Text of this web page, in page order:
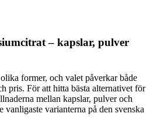
– kapslar, pulver
former, och valet påverkar både
pris. För att hitta bästa alternativet för
mellan kapslar, pulver och
varianterna på den svenska